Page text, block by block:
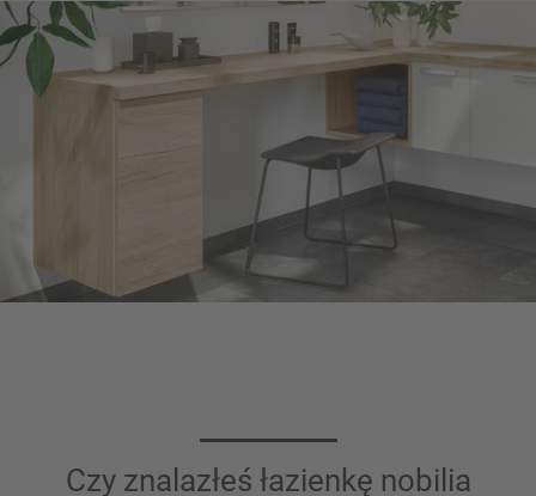
Czy znalazłeś łazienkę nobilia